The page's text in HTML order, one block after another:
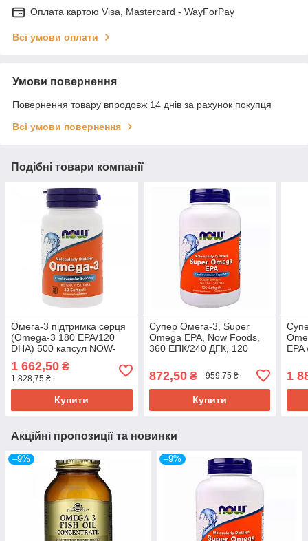
Оплата картою Visa, Mastercard - WayForPay
Всі умови оплати
Умови повернення
Повернення товару впродовж 14 днів за рахунок покупця
Всі умови повернення
Подібні товари компанії
Омега-3 підтримка серця
(Omega-3 180 EPA/120
DHA) 500 капсул NOW-
1 662,50 ₴
1 828,75 ₴
Купити
Супер Омега-3, Super
Omega EPA, Now Foods,
360 ЕПК/240 ДГК, 120
01682
872,50₴ 959,75 ₴
Купити
1
Акційні пропозиції та новинки
–9% –9%